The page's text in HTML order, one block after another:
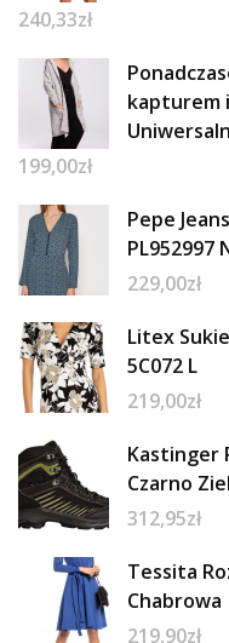
240,33zł
kapturem
199,00zł
Pepe
PL952997
229,00zł
Litex
5C072 L
219,00zł
Kastinger
Czarno
312,95zł
Tessita
Chabrowa
219,90zł